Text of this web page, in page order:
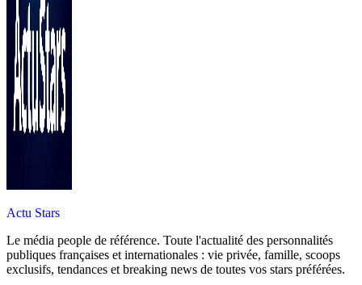
Actu Stars
Le média people de référence. Toute l'actualité des personnalités
publiques françaises et internationales : vie privée, famille, scoops
exclusifs, tendances et breaking news de toutes vos stars préférées.